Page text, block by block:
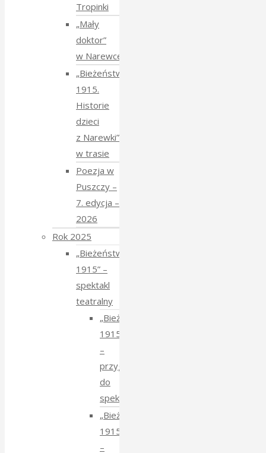
Tropinki
„Mały
doktor”
w Narewce
„Bieżeństwo
1915.
Historie
dzieci
z Narewki”
w trasie
Poezja w
Puszczy –
7. edycja –
2026
Rok 2025
„Bieżeństwo
1915” –
spektakl
teatralny
„Bieżeństwo
1915”
–
przygotowania
do
spektaklu
„Bieżeństwo
1915”
–